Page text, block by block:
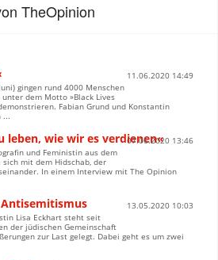
TheOpinion
11.06.2020 14:49
gingen rund 4000 Menschen
dem Motto »Black Lives
Fabian Grund und Konstantin
...
leben, wie wir es verdienen«
07.06.2020 13:46
und Feministin aus dem
mit dem Hidschab, der
In einem Interview mit The Opinion
13.05.2020 10:03
Lisa Eckhart steht seit
der jüdischen Gemeinschaft
zur Last gelegt. Dabei geht es um zwei